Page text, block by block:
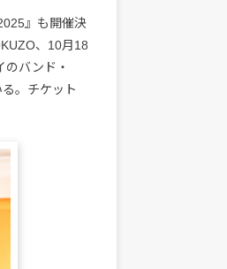
』も開催決
、10月18
のバンド・
。チケット